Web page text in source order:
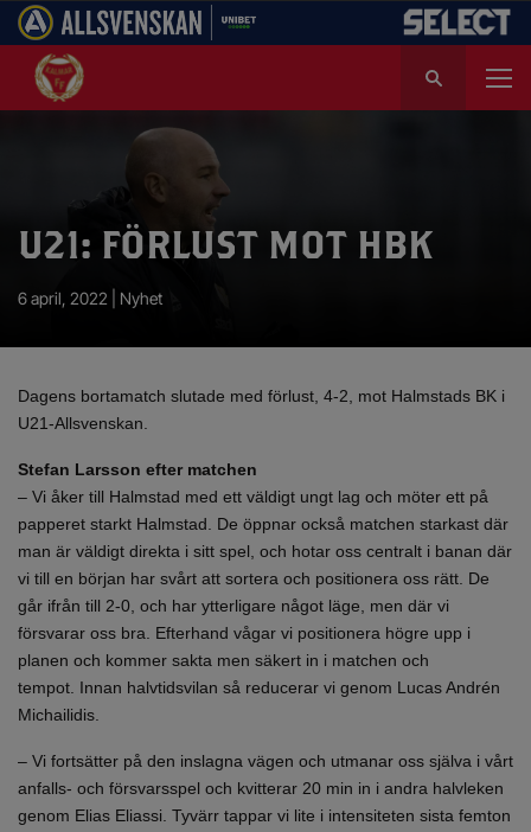
k
U21: FÖRLUST MOT HBK
6 april, 2022 | Nyhet
Dagens bortamatch slutade med förlust, 4-2, mot Halmstads BK i
U21-Allsvenskan.
Stefan Larsson efter matchen
– Vi åker till Halmstad med ett väldigt ungt lag och möter ett på
papperet starkt Halmstad. De öppnar också matchen starkast där
man är väldigt direkta i sitt spel, och hotar oss centralt i banan där
vi till en början har svårt att sortera och positionera oss rätt. De
går ifrån till 2-0, och har ytterligare något läge, men där vi
försvarar oss bra. Efterhand vågar vi positionera högre upp i
planen och kommer sakta men säkert in i matchen och
tempot. Innan halvtidsvilan så reducerar vi genom Lucas Andrén
Michailidis.
– Vi fortsätter på den inslagna vägen och utmanar oss själva i vårt
anfalls- och försvarsspel och kvitterar 20 min in i andra halvleken
genom Elias Eliassi. Tyvärr tappar vi lite i intensiteten sista femton